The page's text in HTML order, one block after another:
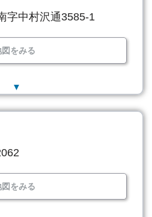
字中村沢通3585-1
図をみる
▼
図をみる